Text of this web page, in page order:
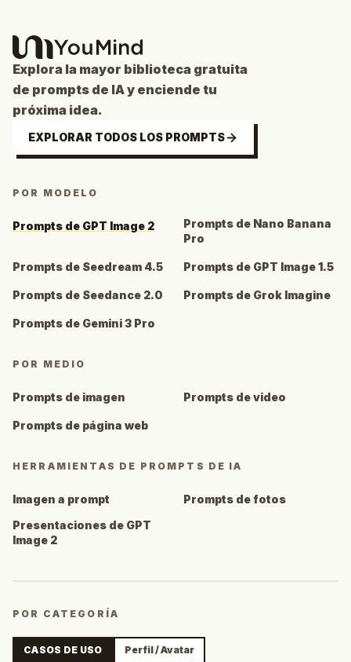
Explora la mayor biblioteca gratuita
de prompts de IA y enciende tu
próxima idea.
EXPLORAR TODOS LOS PROMPTS
POR MODELO
Prompts de GPT Image 2
Prompts de Nano Banana
Pro
Prompts de Seedream 4.5 Prompts de GPT Image 1.5
Prompts de Seedance 2.0 Prompts de Grok Imagine
Prompts de Gemini 3 Pro
POR MEDIO
Prompts de imagen Prompts de video
Prompts de página web
HERRAMIENTAS DE PROMPTS DE IA
Imagen a prompt
Prompts de fotos
Presentaciones de GPT
Image 2
POR CATEGORÍA
CASOS DE USO Perfil / Avatar